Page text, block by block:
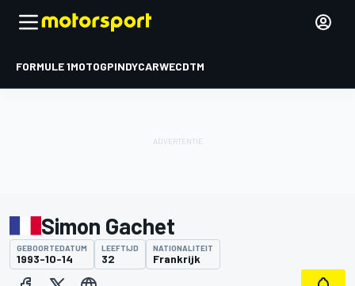
FORMULE 1MOTOGPINDYCARWECDTM
Simon Gachet
GEBOORTEDATUM
1993-10-14
LEEFTIJD
32
NATIONALITEIT
Frankrijk